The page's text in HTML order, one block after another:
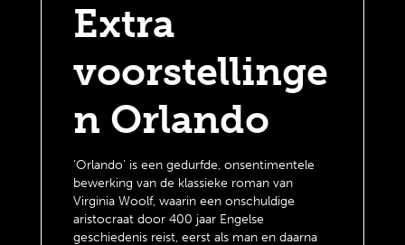
Extra
voorstellinge
n Orlando
‘Orlando’ is een gedurfde, onsentimentele
bewerking van de klassieke roman van
Virginia Woolf, waarin een onschuldige
aristocraat door 400 jaar Engelse
geschiedenis reist, eerst als man en daarna